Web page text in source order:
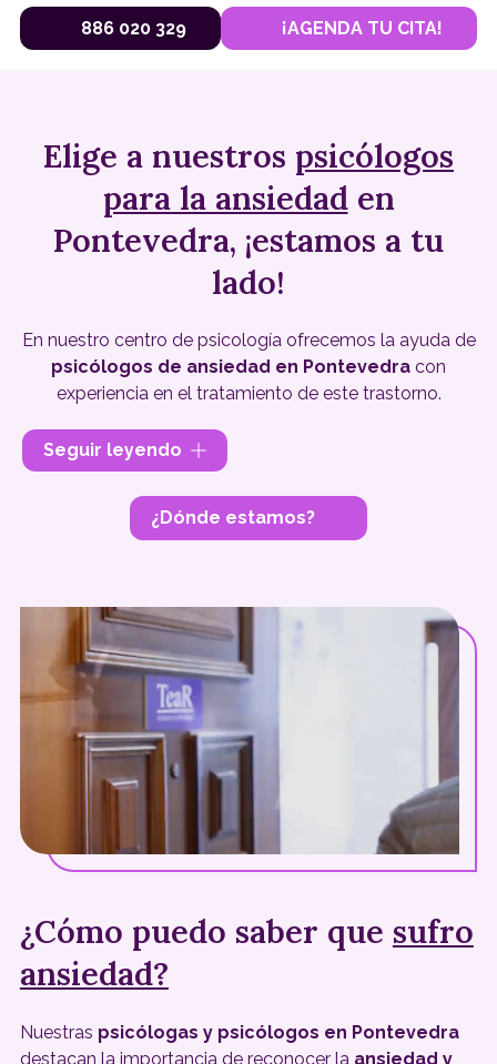
886 020 329 ¡AGENDA TU CITA!
Elige a nuestros psicólogos
para la ansiedaden
Pontevedra, ¡estamos a tu
lado!
En nuestro centro de psicología ofrecemos la ayuda de
psicólogos de ansiedad en Pontevedra con
experiencia en el tratamiento de este trastorno.
Si la ansiedadestá afectando a tu vida
momento de dar un paso. En TeaR Gabinete de
Psicología, con sedes en Pontevedra,Vigo
enseñaremos cómo controlar la ansiedad y mejorar tu
Pontevedray te proporcionarán estrategias efectivas
para alcanzar tu bienestar.
Seguir leyendo
¿Dónde estamos?
¿Cómo puedo saber que sufro
ansiedad?
Nuestras psicólogas y psicólogos en Pontevedra
destacan la importancia de reconocer la ansiedad y